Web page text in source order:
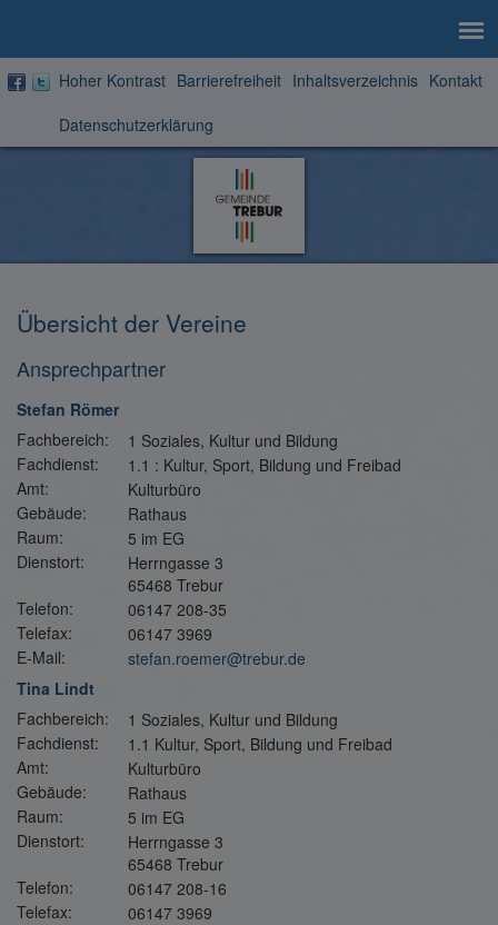
Hoher Kontrast Barrierefreiheit Inhaltsverzeichnis Kontakt
Datenschutzerklärung
Zur
Startseite
Übersicht der Vereine
Ansprechpartner
Stefan Römer
Fachbereich:
1 Soziales, Kultur und Bildung
Fachdienst:
1.1 : Kultur, Sport, Bildung und Freibad
Amt:
Kulturbüro
Gebäude:
Rathaus
Raum:
5 im EG
Dienstort:
Herrngasse 3
65468 Trebur
Telefon:
06147 208-35
Telefax:
06147 3969
E-Mail:
stefan.roemer@trebur.de
Tina Lindt
Fachbereich:
1 Soziales, Kultur und Bildung
Fachdienst:
1.1 Kultur, Sport, Bildung und Freibad
Amt:
Kulturbüro
Gebäude:
Rathaus
Raum:
5 im EG
Dienstort:
Herrngasse 3
65468 Trebur
Telefon:
06147 208-16
Telefax:
06147 3969